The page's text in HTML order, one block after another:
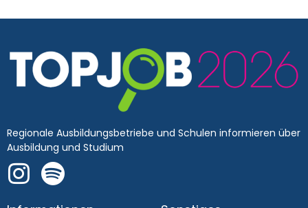
Regionale Ausbildungsbetriebe und Schulen informieren über
Ausbildung und Studium